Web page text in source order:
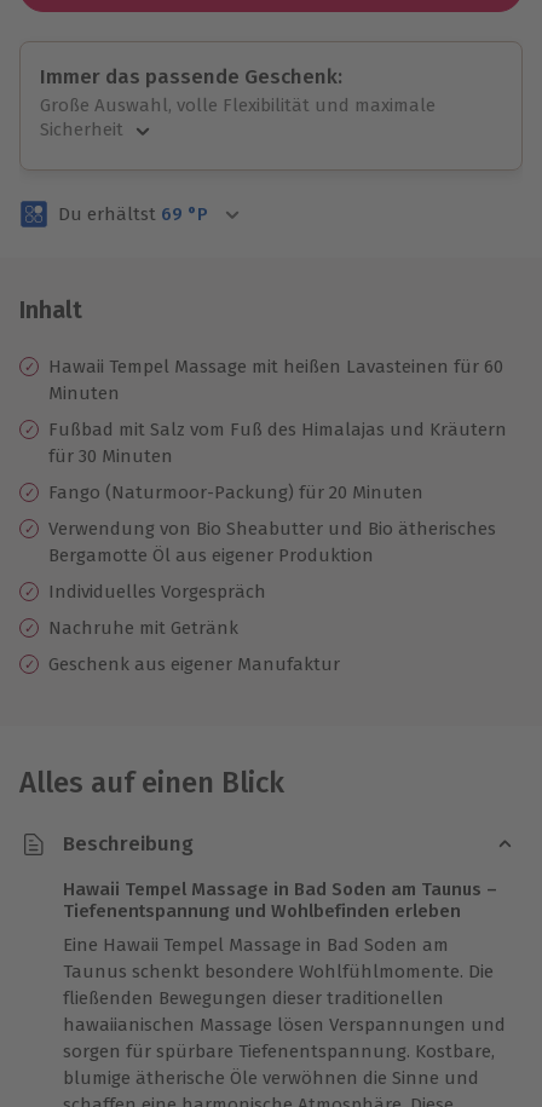
Immer das passende Geschenk:
Große Auswahl, volle Flexibilität und maximale
Sicherheit
Volle Flexibilität
3 Jahre gültig & verlängerbar.
Du erhältst 69 °P
Inhalt
Hawaii Tempel Massage mit heißen Lavasteinen für 60
Minuten
Fußbad mit Salz vom Fuß des Himalajas und Kräutern
für 30 Minuten
Fango (Naturmoor-Packung) für 20 Minuten
Verwendung von Bio Sheabutter und Bio ätherisches
Bergamotte Öl aus eigener Produktion
Individuelles Vorgespräch
Nachruhe mit Getränk
Geschenk aus eigener Manufaktur
Alles auf einen Blick
Beschreibung
Hawaii Tempel Massage in Bad Soden am Taunus –
Tiefenentspannung und Wohlbefinden erleben
Eine Hawaii Tempel Massage in Bad Soden am
Taunus schenkt besondere Wohlfühlmomente. Die
fließenden Bewegungen dieser traditionellen
hawaiianischen Massage lösen Verspannungen und
sorgen für spürbare Tiefenentspannung. Kostbare,
blumige ätherische Öle verwöhnen die Sinne und